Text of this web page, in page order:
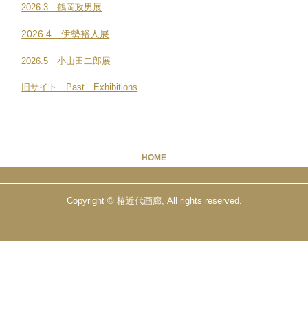
2026.3 鶴岡政男展
2026.4 伊勢裕人展
2026.5 小山田二郎展
旧サイト Past Exhibitions
HOME
Copyright © 椿近代画廊, All rights reserved.